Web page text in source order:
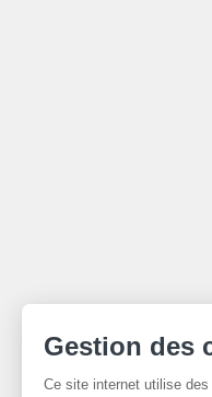
Gestion des
Ce site internet utilise